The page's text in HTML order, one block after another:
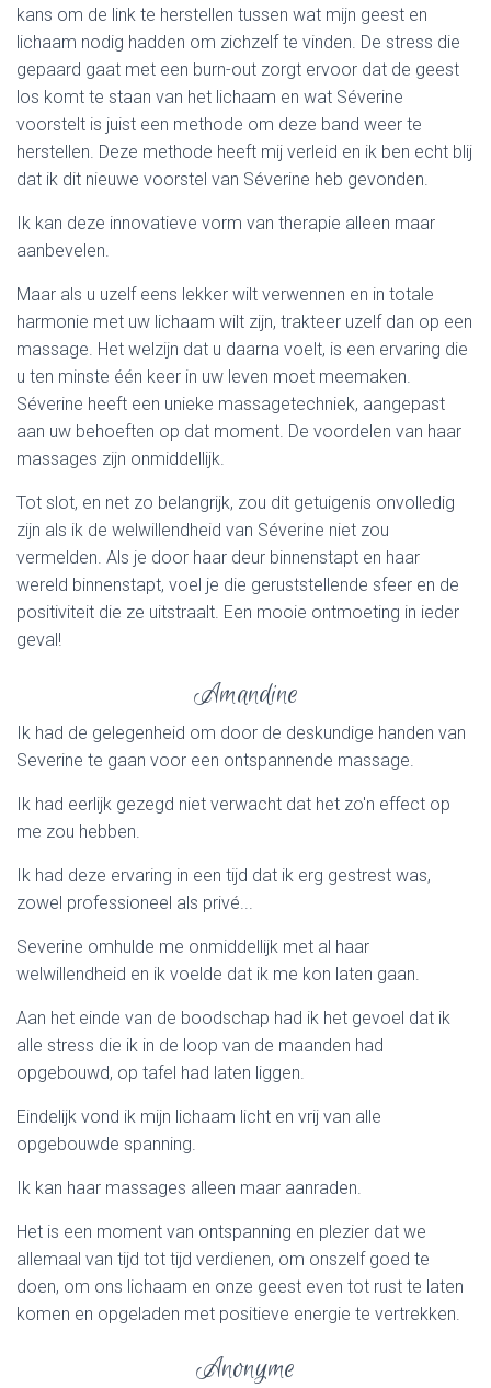
kans om de link te herstellen tussen wat mijn geest en
lichaam nodig hadden om zichzelf te vinden. De stress die
gepaard gaat met een burn-out zorgt ervoor dat de geest
los komt te staan van het lichaam en wat Séverine
voorstelt is juist een methode om deze band weer te
herstellen. Deze methode heeft mij verleid en ik ben echt blij
dat ik dit nieuwe voorstel van Séverine heb gevonden.
Ik kan deze innovatieve vorm van therapie alleen maar
aanbevelen.
Maar als u uzelf eens lekker wilt verwennen en in totale
harmonie met uw lichaam wilt zijn, trakteer uzelf dan op een
massage. Het welzijn dat u daarna voelt, is een ervaring die
u ten minste één keer in uw leven moet meemaken.
Séverine heeft een unieke massagetechniek, aangepast
aan uw behoeften op dat moment. De voordelen van haar
massages zijn onmiddellijk.
Tot slot, en net zo belangrijk, zou dit getuigenis onvolledig
zijn als ik de welwillendheid van Séverine niet zou
vermelden. Als je door haar deur binnenstapt en haar
wereld binnenstapt, voel je die geruststellende sfeer en de
positiviteit die ze uitstraalt. Een mooie ontmoeting in ieder
geval!
Amandine
Ik had de gelegenheid om door de deskundige handen van
Severine te gaan voor een ontspannende massage.
Ik had eerlijk gezegd niet verwacht dat het zo'n effect op
me zou hebben.
Ik had deze ervaring in een tijd dat ik erg gestrest was,
zowel professioneel als privé...
Severine omhulde me onmiddellijk met al haar
welwillendheid en ik voelde dat ik me kon laten gaan.
Aan het einde van de boodschap had ik het gevoel dat ik
alle stress die ik in de loop van de maanden had
opgebouwd, op tafel had laten liggen.
Eindelijk vond ik mijn lichaam licht en vrij van alle
opgebouwde spanning.
Ik kan haar massages alleen maar aanraden.
Het is een moment van ontspanning en plezier dat we
allemaal van tijd tot tijd verdienen, om onszelf goed te
doen, om ons lichaam en onze geest even tot rust te laten
komen en opgeladen met positieve energie te vertrekken.
Anonyme